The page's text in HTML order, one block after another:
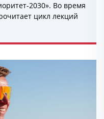
2030». Во время
цикл лекций